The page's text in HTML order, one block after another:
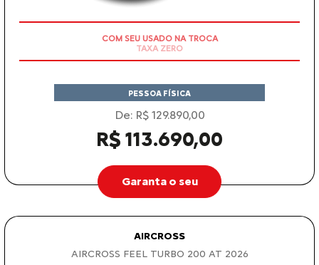
COM SEU USADO NA TROCA
PESSOA FÍSICA
De: R$ 129.890,00
R$ 113.690,00
Garanta o seu
AIRCROSS
AIRCROSS FEEL TURBO 200 AT 2026